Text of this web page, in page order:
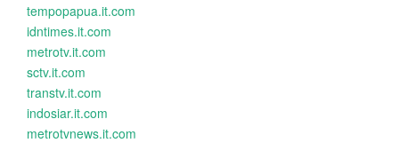
tempopapua.it.com
idntimes.it.com
metrotv.it.com
sctv.it.com
transtv.it.com
indosiar.it.com
metrotvnews.it.com